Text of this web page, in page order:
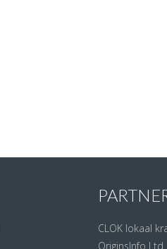
CLOK lokaal
OriginsInfo Ltd